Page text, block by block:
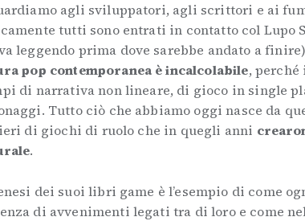
agli sviluppatori, agli scrittori e ai
tutti sono entrati in contatto col Lupo
leggendo prima dove sarebbe andato a
pop contemporanea è incalcolabile,
di narrativa non lineare, di gioco in single
Tutto ciò che abbiamo oggi nasce da
di giochi di ruolo che in quegli anni
.
dei suoi libri game è l’esempio di come
di avvenimenti legati tra di loro e come